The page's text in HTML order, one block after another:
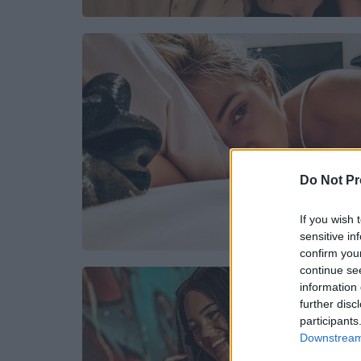
Do Not
If you wish
sensitive
confirm
continue
information
further